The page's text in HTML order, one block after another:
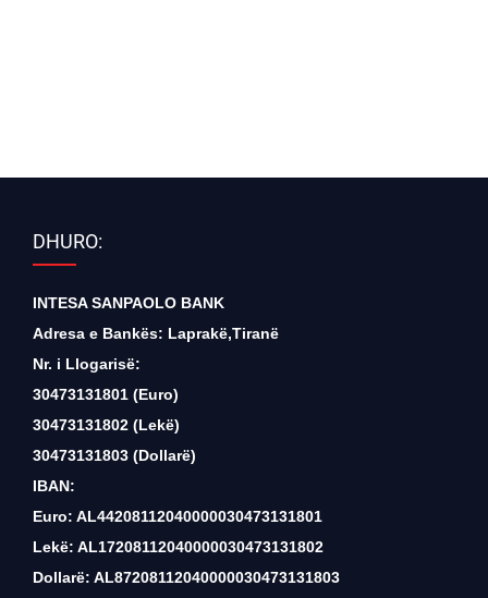
DHURO:
INTESA SANPAOLO BANK
Adresa e Bankës: Laprakë,Tiranë
Nr. i Llogarisë:
30473131801 (Euro)
30473131802 (Lekë)
30473131803 (Dollarë)
IBAN:
Euro: AL44208112040000030473131801
Lekë: AL17208112040000030473131802
Dollarë: AL87208112040000030473131803